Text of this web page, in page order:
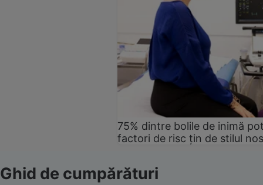
75% dintre bolile de inimă
factori de risc țin de stilul
Ghid de cumpărături